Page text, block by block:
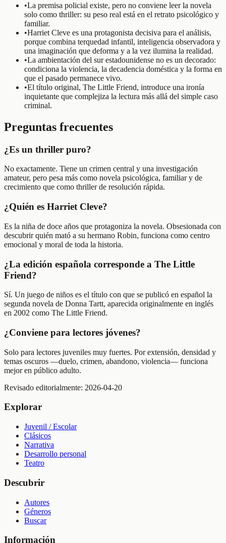
•La premisa policial existe, pero no conviene leer la novela
solo como thriller: su peso real está en el retrato psicológico y
familiar.
•Harriet Cleve es una protagonista decisiva para el análisis,
porque combina terquedad infantil, inteligencia observadora y
una imaginación que deforma y a la vez ilumina la realidad.
•La ambientación del sur estadounidense no es un decorado:
condiciona la violencia, la decadencia doméstica y la forma en
que el pasado permanece vivo.
•El título original, The Little Friend, introduce una ironía
inquietante que complejiza la lectura más allá del simple caso
criminal.
Preguntas frecuentes
¿Es un thriller puro?
No exactamente. Tiene un crimen central y una investigación
amateur, pero pesa más como novela psicológica, familiar y de
crecimiento que como thriller de resolución rápida.
¿Quién es Harriet Cleve?
Es la niña de doce años que protagoniza la novela. Obsesionada con
descubrir quién mató a su hermano Robin, funciona como centro
emocional y moral de toda la historia.
¿La edición española corresponde a The Little
Friend?
Sí. Un juego de niños es el título con que se publicó en español la
segunda novela de Donna Tartt, aparecida originalmente en inglés
en 2002 como The Little Friend.
¿Conviene para lectores jóvenes?
Solo para lectores juveniles muy fuertes. Por extensión, densidad y
temas oscuros —duelo, crimen, abandono, violencia— funciona
mejor en público adulto.
Revisado editorialmente: 2026-04-20
Explorar
Juvenil / Escolar
Clásicos
Narrativa
Desarrollo personal
Teatro
Descubrir
Autores
Géneros
Buscar
Información